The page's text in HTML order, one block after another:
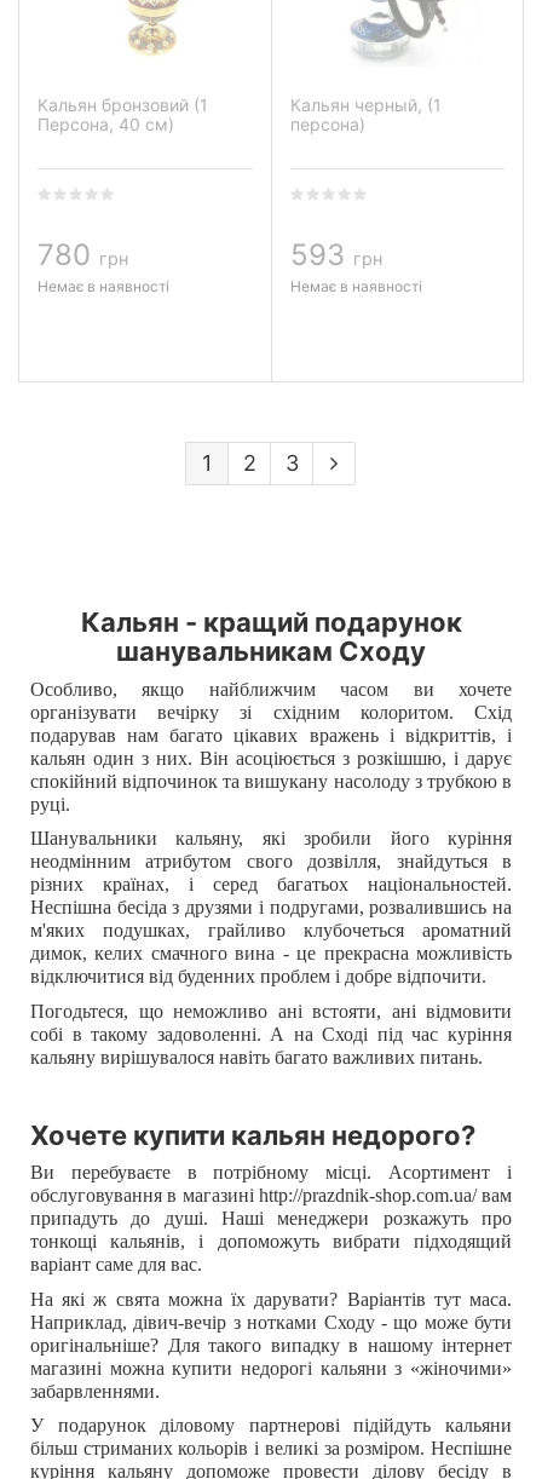
Кальян - кращий подарунок
шанувальникам Сходу
Особливо, якщо найближчим часом ви хочете
організувати вечірку зі східним колоритом. Схід
подарував нам багато цікавих вражень і відкриттів, і
кальян один з них. Він асоціюється з розкішшю, і дарує
спокійний відпочинок та вишукану насолоду з трубкою в
руці.
Шанувальники кальяну, які зробили його куріння
неодмінним атрибутом свого дозвілля, знайдуться в
різних країнах, і серед багатьох національностей.
Неспішна бесіда з друзями і подругами, розвалившись на
м'яких подушках, грайливо клубочеться ароматний
димок, келих смачного вина - це прекрасна можливість
відключитися від буденних проблем і добре відпочити.
Погодьтеся, що неможливо ані встояти, ані відмовити
собі в такому задоволенні. А на Сході під час куріння
кальяну вирішувалося навіть багато важливих питань.
Хочете купити кальян недорого?
Ви перебуваєте в потрібному місці. Асортимент і
обслуговування в магазині http://prazdnik-shop.com.ua/ вам
припадуть до душі. Наші менеджери розкажуть про
тонкощі кальянів, і допоможуть вибрати підходящий
варіант саме для вас.
На які ж свята можна їх дарувати? Варіантів тут маса.
Наприклад, дівич-вечір з нотками Сходу - що може бути
оригінальніше? Для такого випадку в нашому інтернет
магазині можна купити недорогі кальяни з «жіночими»
забарвленнями.
У подарунок діловому партнерові підійдуть кальяни
більш стриманих кольорів і великі за розміром. Неспішне
куріння кальяну допоможе провести ділову бесіду в
Кальян бронзовий (1
Персона, 40 см)
780 грн
Немає в наявності
Кальян черный, (1
персона)
593 грн
Немає в наявності
1 2 3